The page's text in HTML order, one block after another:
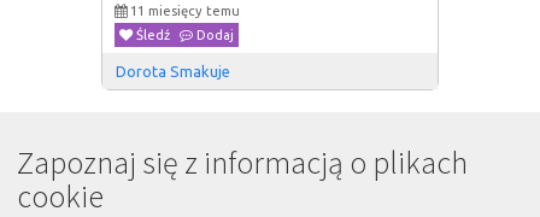
11 miesięcy temu
Śledź
Dodaj
Dorota Smakuje
Zapoznaj się z informacją o plikach
cookie